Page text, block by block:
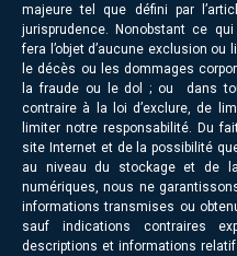
majeure tel que défini par
jurisprudence. Nonobstant ce
fera l’objet d’aucune exclusion
le décès ou les dommages
la fraude ou le dol ; ou dans
contraire à la loi d’exclure, de
limiter notre responsabilité. Du
site Internet et de la possibilité
au niveau du stockage et de
numériques, nous ne
informations transmises ou
sauf indications contraires
descriptions et informations